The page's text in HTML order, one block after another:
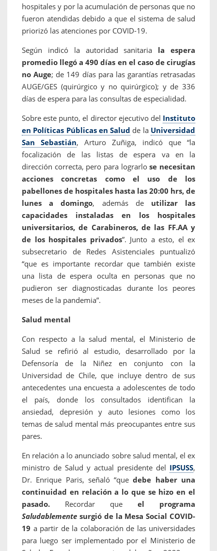
hospitales y por la acumulación de personas que no
fueron atendidas debido a que el sistema de salud
priorizó las atenciones por COVID-19.
Según indicó la autoridad sanitaria la espera
promedio llegó a 490 días en el caso de cirugías
no Auge; de 149 días para las garantías retrasadas
AUGE/GES (quirúrgico y no quirúrgico); y de 336
días de espera para las consultas de especialidad.
Sobre este punto, el director ejecutivo del Instituto
en Políticas Públicas en Salud de la Universidad
San Sebastián, Arturo Zuñiga, indicó que “la
focalización de las listas de espera va en la
dirección correcta, pero para lograrlose necesitan
acciones concretas como el uso de los
pabellones de hospitales hasta las 20:00 hrs, de
lunes a domingo, además de utilizar las
capacidades instaladas en los hospitales
universitarios, de Carabineros, de las FF.AA y
de los hospitales privados”. Junto a esto, el ex
subsecretario de Redes Asistenciales puntualizó
“que es importante recordar que también existe
una lista de espera oculta en personas que no
pudieron ser diagnosticadas durante los peores
meses de la pandemia”.
Salud mental
Con respecto a la salud mental, el Ministerio de
Salud se refirió al estudio, desarrollado por la
Defensoría de la Niñez en conjunto con la
Universidad de Chile, que incluye dentro de sus
antecedentes una encuesta a adolescentes de todo
el país, donde los consultados identifican la
ansiedad, depresión y auto lesiones como los
temas de salud mental más preocupantes entre sus
pares.
En relación a lo anunciado sobre salud mental, el ex
ministro de Salud y actual presidente del IPSUSS,
Dr. Enrique Paris, señaló “quedebe haber una
continuidad en relación a lo que se hizo en el
pasado. Recordar que el programa
Saludablemente surgió de la Mesa Social COVID-
19 a partir de la colaboración de las universidades
para luego ser implementado por el Ministerio de